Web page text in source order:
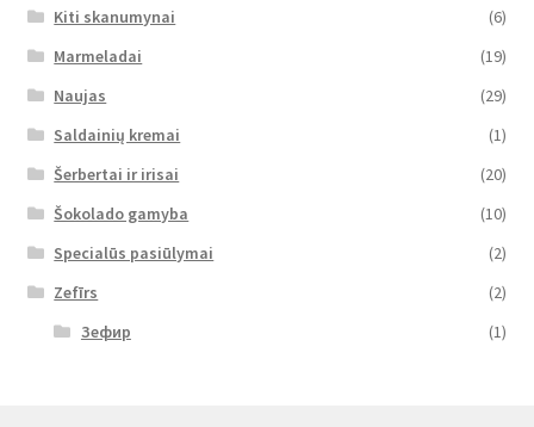
Kiti skanumynai
(6)
Marmeladai
(19)
Naujas
(29)
Saldainių kremai
(1)
Šerbertai ir irisai
(20)
Šokolado gamyba
(10)
Specialūs pasiūlymai
(2)
Zefīrs
(2)
Зефир
(1)